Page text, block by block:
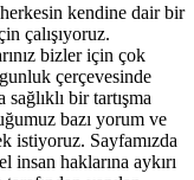
kendine dair bir
çalışıyoruz.
bizler için çok
çerçevesinde
bir tartışma
bazı yorum ve
istiyoruz. Sayfamızda
haklarına aykırı